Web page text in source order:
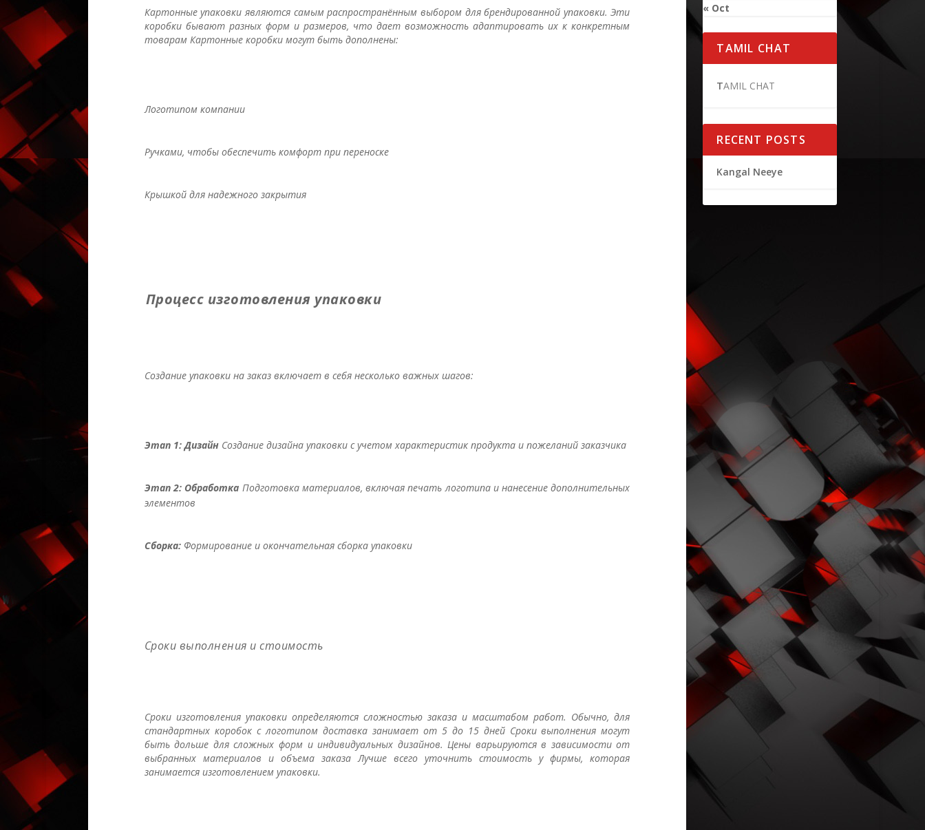
Картонные упаковки являются самым распространённым выбором для брендированной упаковки. Эти
коробки бывают разных форм и размеров, что дает возможность адаптировать их к конкретным
товарам Картонные коробки могут быть дополнены:
Логотипом компании
Ручками, чтобы обеспечить комфорт при переноске
Крышкой для надежного закрытия
Процесс изготовления упаковки
Создание упаковки на заказ включает в себя несколько важных шагов:
Этап 1: ДизайнСоздание дизайна упаковки с учетом характеристик продукта и пожеланий заказчика
Этап 2: Обработка Подготовка материалов, включая печать логотипа и нанесение дополнительных
элементов
Сборка:Формирование и окончательная сборка упаковки
Сроки выполнения и стоимость
Сроки изготовления упаковки определяются сложностью заказа и масштабом работ. Обычно, для
стандартных коробок с логотипом доставка занимает от 5 до 15 дней Сроки выполнения могут
быть дольше для сложных форм и индивидуальных дизайнов. Цены варьируются в зависимости от
выбранных материалов и объема заказа Лучше всего уточнить стоимость у фирмы, которая
занимается изготовлением упаковки.
« Oct
TAMIL CHAT
TAMIL CHAT
RECENT POSTS
Kangal Neeye